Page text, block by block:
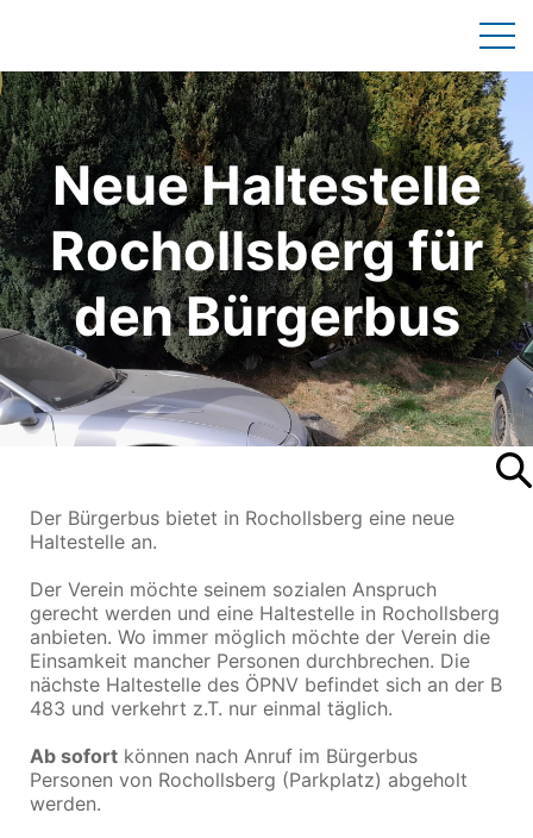
Neue Haltestelle
Rochollsberg für
den Bürgerbus
Der Bürgerbus bietet in Rochollsberg eine neue
Haltestelle an.
Der Verein möchte seinem sozialen Anspruch
gerecht werden und eine Haltestelle in Rochollsberg
anbieten. Wo immer möglich möchte der Verein die
Einsamkeit mancher Personen durchbrechen. Die
nächste Haltestelle des ÖPNV befindet sich an der B
483 und verkehrt z.T. nur einmal täglich.
Ab sofort können nach Anruf im Bürgerbus
Personen von Rochollsberg (Parkplatz) abgeholt
werden.